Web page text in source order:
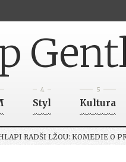
4
Styl
5
Kultura
RADŠI LŽOU: KOMEDIE O